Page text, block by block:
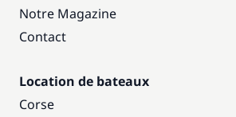
Notre Magazine
Contact
Location de bateaux
Corse